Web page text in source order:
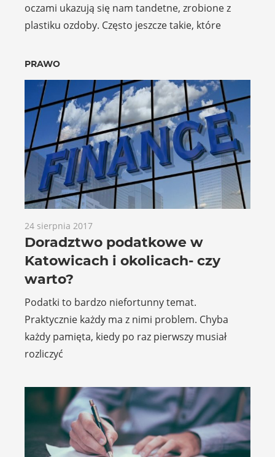
oczami ukazują się nam tandetne, zrobione z
plastiku ozdoby. Często jeszcze takie, które
PRAWO
24 sierpnia 2017
Doradztwo podatkowe w
Katowicach i okolicach- czy
warto?
Podatki to bardzo niefortunny temat.
Praktycznie każdy ma z nimi problem. Chyba
każdy pamięta, kiedy po raz pierwszy musiał
rozliczyć